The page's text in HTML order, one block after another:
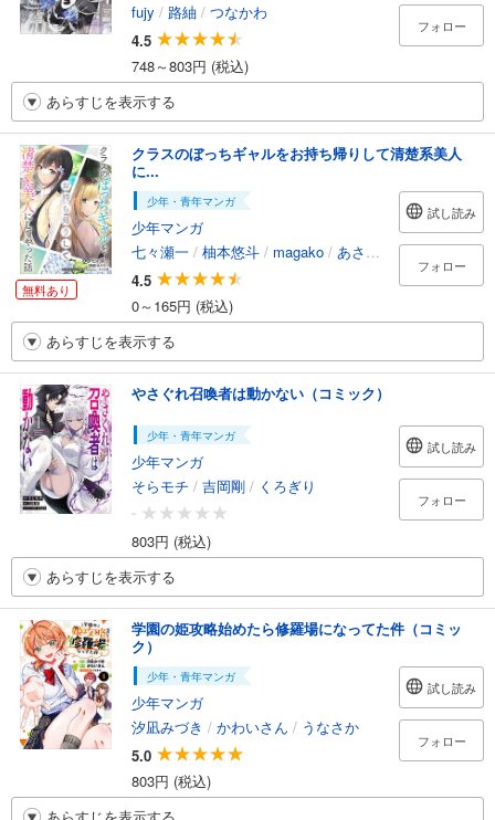
fujy / 路紬 / つなかわ
4.5
748～803円 (税込)
フォロー
あらすじを表示する
無料あり
クラスのぼっちギャルをお持ち帰りして清楚系美人
に...
少年・青年マンガ
少年マンガ
七々瀬一 / 柚本悠斗 / magako / あさぎ屋
4.5
0～165円 (税込)
試し読み
フォロー
あらすじを表示する
やさぐれ召喚者は動かない（コミック）
少年・青年マンガ
少年マンガ
そらモチ / 吉岡剛 / くろぎり
-
803円 (税込)
試し読み
フォロー
あらすじを表示する
学園の姫攻略始めたら修羅場になってた件（コミッ
ク）
少年・青年マンガ
少年マンガ
汐凪みづき / かわいさん / うなさか
5.0
803円 (税込)
試し読み
フォロー